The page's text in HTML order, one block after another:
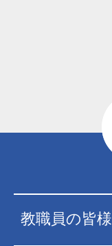
教職員の皆様